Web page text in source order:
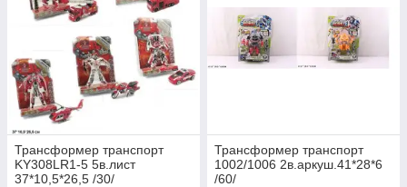
Трансформер транспорт
KY308LR1-5 5в.лист
37*10,5*26,5 /30/
Трансформер транспорт
1002/1006 2в.аркуш.41*28*6
/60/